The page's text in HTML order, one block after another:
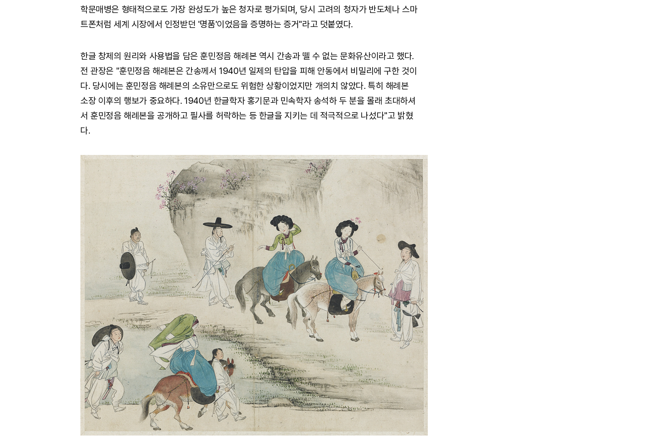
학문매병은 형태적으로도 가장 완성도가 높은 청자로 평가되며, 당시 고려의 청자가 반도체나 스마
트폰처럼 세계 시장에서 인정받던 '명품'이었음을 증명하는 증거"라고 덧붙였다.
한글 창제의 원리와 사용법을 담은 훈민정음 해례본 역시 간송과 뗄 수 없는 문화유산이라고 했다.
전 관장은 "훈민정음 해례본은 간송께서 1940년 일제의 탄압을 피해 안동에서 비밀리에 구한 것이
다. 당시에는 훈민정음 해례본의 소유만으로도 위험한 상황이었지만 개의치 않았다. 특히 해례본
소장 이후의 행보가 중요하다. 1940년 한글학자 홍기문과 민속학자 송석하 두 분을 몰래 초대하셔
서 훈민정음 해례본을 공개하고 필사를 허락하는 등 한글을 지키는 데 적극적으로 나섰다"고 밝혔
다.